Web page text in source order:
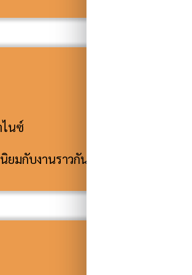
เหล็กกลมกั
นิยมกับงานราวกันตก งานเสา งานเฟ
โครงเห